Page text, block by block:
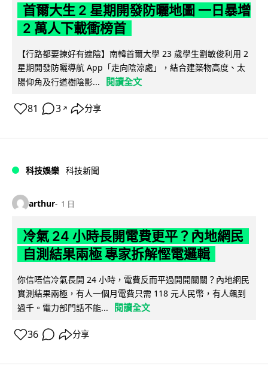
首爾大生 2 星期開發防曬地圖 一日暴增
2 萬人下載衝榜首
【行路都要揀好有遮陰】南韓首爾大學 23 歲學生劉敏俊利用 2
星期開發防曬導航 App「走向陰涼處」，結合建築物高度、太
陽仰角及行道樹陰影...
閱讀全文
81 3 ↗ 分享
科技娛樂 科技新聞
arthur 1 日
冷氣 24 小時長開電費更平？內地網民
自測結果兩極 專家拆解慳電邏輯
你信唔信冷氣長開 24 小時，電費反而平過開開關關？內地網民
實測結果兩極，有人一個月電費只需 118 元人民幣，有人飆到
過千。電力部門話不能...
閱讀全文
36 分享